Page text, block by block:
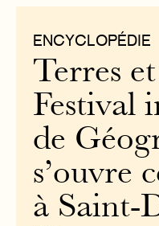
ENCYCLOPÉDIE
Terres
Festival
de
s’ouvre
à Saint-